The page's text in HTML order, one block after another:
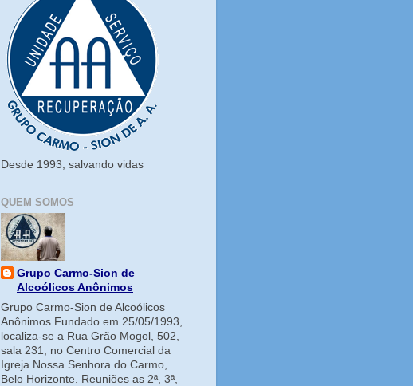
Desde 1993, salvando vidas
QUEM SOMOS
Grupo Carmo-Sion de
Alcoólicos Anônimos
Grupo Carmo-Sion de Alcoólicos
Anônimos Fundado em 25/05/1993,
localiza-se a Rua Grão Mogol, 502,
sala 231; no Centro Comercial da
Igreja Nossa Senhora do Carmo,
Belo Horizonte. Reuniões as 2ª, 3ª,